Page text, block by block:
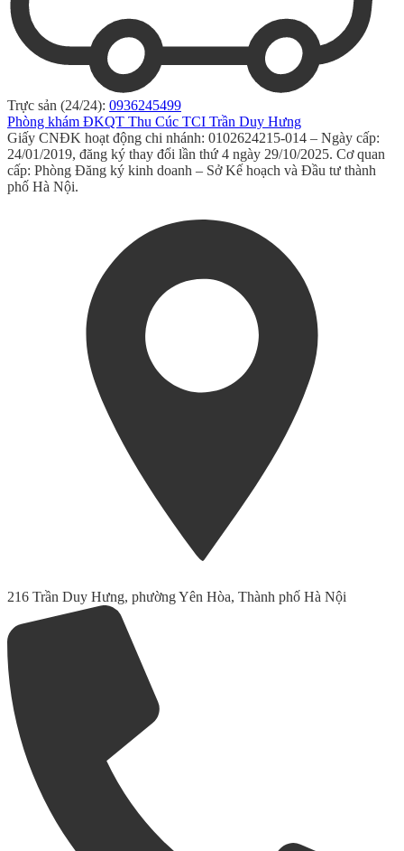
Trực sản (24/24): 0936245499
Phòng khám ĐKQT Thu Cúc TCI Trần Duy Hưng
Giấy CNĐK hoạt động chi nhánh: 0102624215-014 – Ngày cấp:
24/01/2019, đăng ký thay đổi lần thứ 4 ngày 29/10/2025. Cơ quan
cấp: Phòng Đăng ký kinh doanh – Sở Kế hoạch và Đầu tư thành
phố Hà Nội.
216 Trần Duy Hưng, phường Yên Hòa, Thành phố Hà Nội